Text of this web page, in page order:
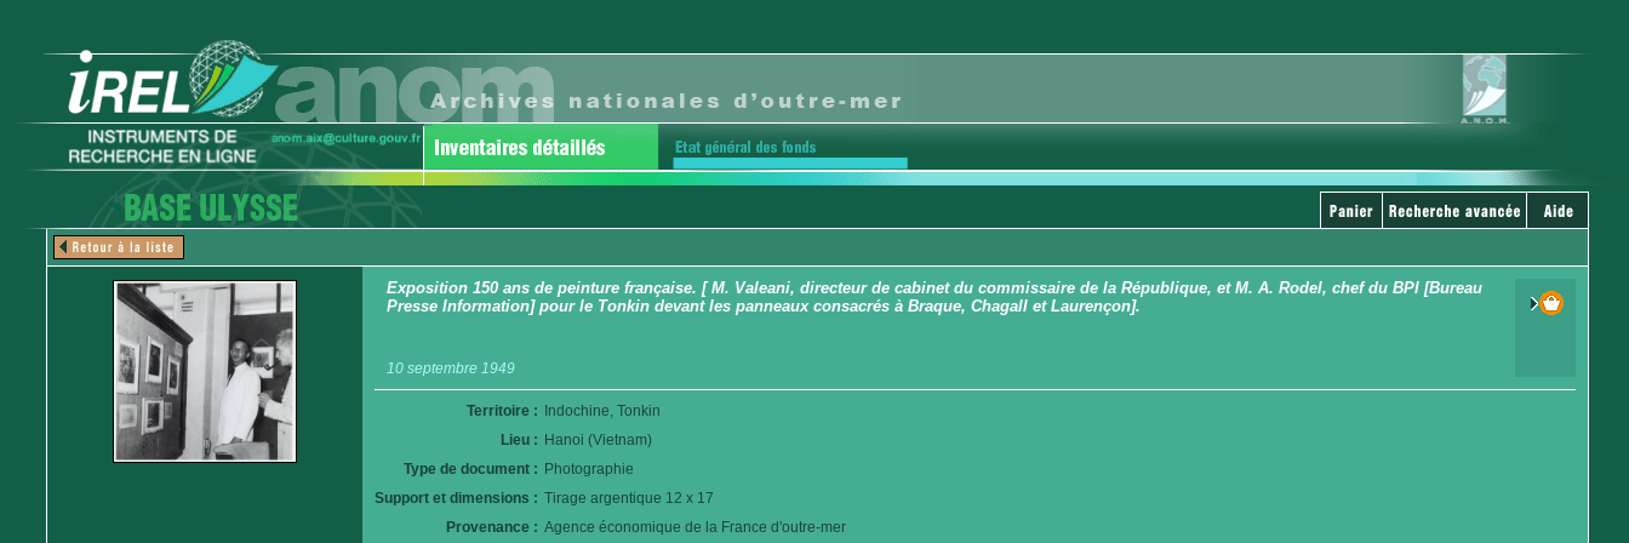
Exposition 150 ans de peinture française. [ M. Valeani, directeur de cabinet du commissaire de la République, et M. A. Rodel, chef du BPI [Bureau
Presse Information] pour le Tonkin devant les panneaux consacrés à Braque, Chagall et Laurençon].
10 septembre 1949
Territoire :
Indochine, Tonkin
Lieu : Hanoi (Vietnam)
Type de document : Photographie
Support et dimensions : Tirage argentique 12 x 17
Provenance : Agence économique de la France d'outre-mer